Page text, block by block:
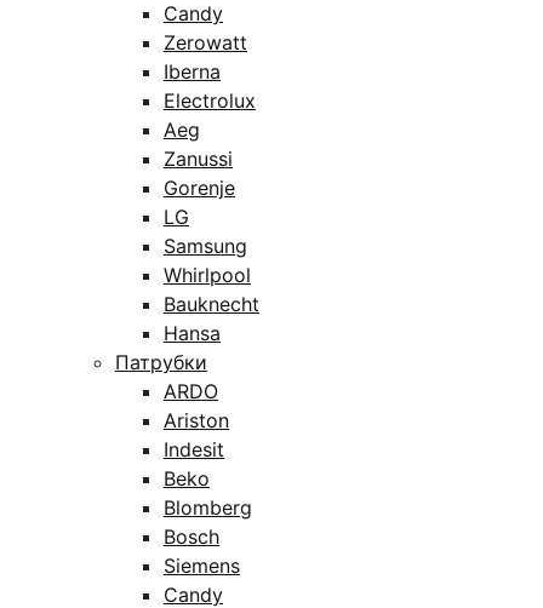
Candy
Zerowatt
Iberna
Electrolux
Aeg
Zanussi
Gorenje
LG
Samsung
Whirlpool
Bauknecht
Hansa
Патрубки
ARDO
Ariston
Indesit
Beko
Blomberg
Bosch
Siemens
Candy